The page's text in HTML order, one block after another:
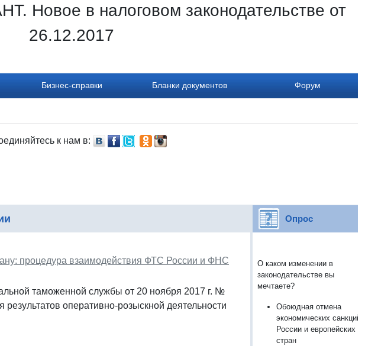
Новое в налоговом законодательстве от
26.12.2017
Бизнес-справки Бланки документов Форум
к нам в:
процедура взаимодействия ФТС России и ФНС
таможенной службы от 20 ноября 2017 г. №
оперативно-розыскной деятельности
Опрос
О каком изменении в
законодательстве вы
мечтаете?
Обоюдная отмена
экономических санкций
России и европейских
стран